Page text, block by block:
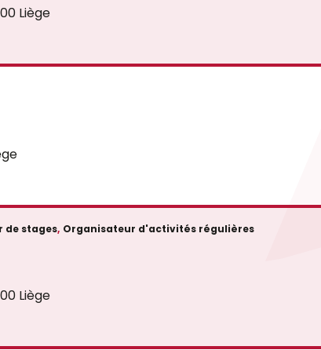
Liège
de stages, Organisateur d'activités régulières
Liège